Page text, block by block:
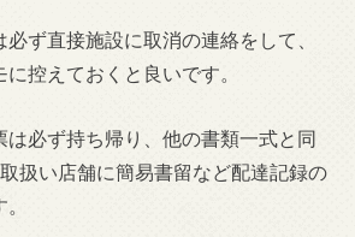
ず直接施設に取消の連絡をして、
控えておくと良いです。
は必ず持ち帰り、他の書類一式と同
扱い店舗に簡易書留など配達記録の